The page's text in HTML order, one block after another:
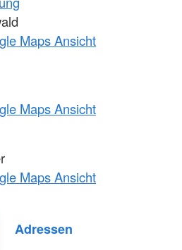
Maps Ansicht
Maps Ansicht
Maps Ansicht
Adressen